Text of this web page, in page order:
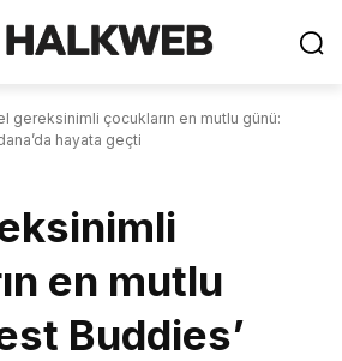
gereksinimli çocukların en mutlu günü:
hayata geçti
en mutlu
Buddies’